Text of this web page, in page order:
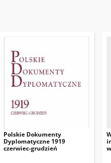
Polskie Dokumenty
Dyplomatyczne 1919
czerwiec-grudzień